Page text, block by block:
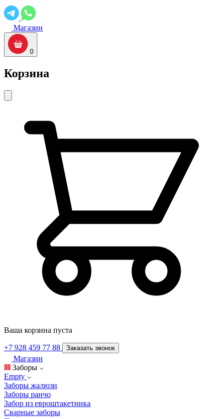
Магазин
0
Корзина
Ваша корзина пуста
+7 928 459 77 88 Заказать звонок
Магазин
Заборы
Empty
Заборы жалюзи
Заборы ранчо
Забор из евроштакетника
Сварные заборы